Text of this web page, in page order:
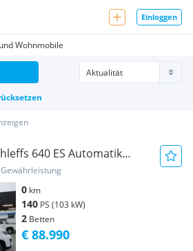
Einloggen
Wohnmobile
640 ES Automatik
0 km
140 PS (103 kW)
2 Betten
€ 88.990